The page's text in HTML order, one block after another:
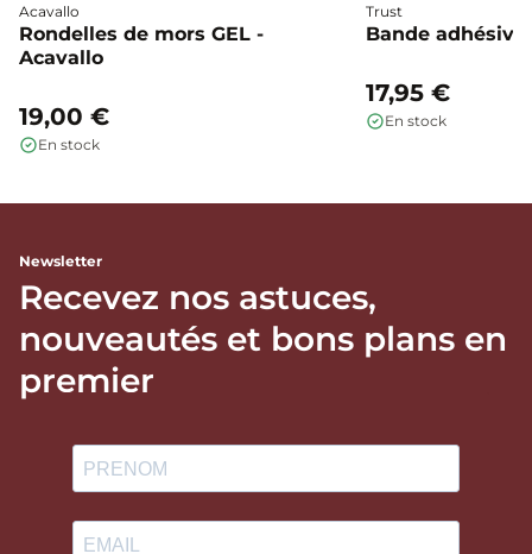
Acavallo
Rondelles de mors GEL -
Acavallo
19,00 €
En stock
Trust
Bande adhésive
17,95 €
En stock
Newsletter
Recevez nos astuces,
nouveautés et bons plans en
premier